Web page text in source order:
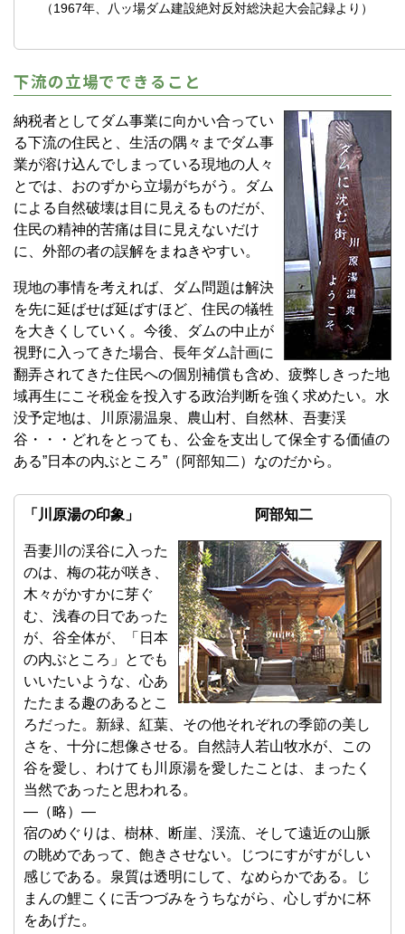
（1967年、八ッ場ダム建設絶対反対総決起大会記録より）
下流の立場でできること
納税者としてダム事業に向かい合ってい
る下流の住民と、生活の隅々までダム事
業が溶け込んでしまっている現地の人々
とでは、おのずから立場がちがう。ダム
による自然破壊は目に見えるものだが、
住民の精神的苦痛は目に見えないだけ
に、外部の者の誤解をまねきやすい。
現地の事情を考えれば、ダム問題は解決
を先に延ばせば延ばすほど、住民の犠牲
を大きくしていく。今後、ダムの中止が
視野に入ってきた場合、長年ダム計画に
翻弄されてきた住民への個別補償も含め、疲弊しきった地
域再生にこそ税金を投入する政治判断を強く求めたい。水
没予定地は、川原湯温泉、農山村、自然林、吾妻渓
谷・・・どれをとっても、公金を支出して保全する価値の
ある”日本の内ぶところ”（阿部知二）なのだから。
「川原湯の印象」 阿部知二
吾妻川の渓谷に入った
のは、梅の花が咲き、
木々がかすかに芽ぐ
む、浅春の日であった
が、谷全体が、「日本
の内ぶところ」とでも
いいたいような、心あ
たたまる趣のあるとこ
ろだった。新緑、紅葉、その他それぞれの季節の美し
さを、十分に想像させる。自然詩人若山牧水が、この
谷を愛し、わけても川原湯を愛したことは、まったく
当然であったと思われる。
―（略）―
宿のめぐりは、樹林、断崖、渓流、そして遠近の山脈
の眺めであって、飽きさせない。じつにすがすがしい
感じである。泉質は透明にして、なめらかである。じ
まんの鯉こくに舌つづみをうちながら、心しずかに杯
をあげた。